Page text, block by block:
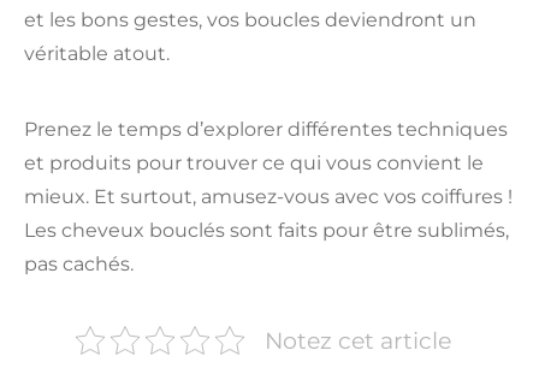
et les bons gestes, vos boucles deviendront un
véritable atout.
Prenez le temps d’explorer différentes techniques
et produits pour trouver ce qui vous convient le
mieux. Et surtout, amusez-vous avec vos coiffures !
Les cheveux bouclés sont faits pour être sublimés,
pas cachés.
Notez cet article